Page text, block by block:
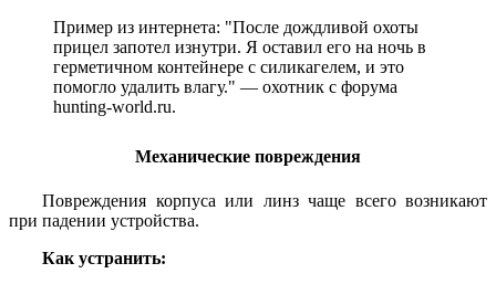
Пример из интернета: "После дождливой охоты
прицел запотел изнутри. Я оставил его на ночь в
герметичном контейнере с силикагелем, и это
помогло удалить влагу." — охотник с форума
hunting-world.ru.
Механические повреждения
Повреждения корпуса или линз чаще всего возникают
при падении устройства.
Как устранить: